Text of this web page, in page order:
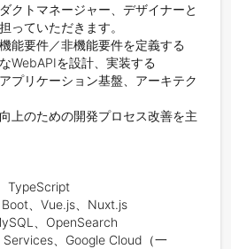
クトマネージャー、デザイナーと
っていただきます。
能要件／非機能要件を定義する
WebAPIを設計、実装する
プリケーション基盤、アーキテク
上のための開発プロセス改善を主
TypeScript
、Vue.js、Nuxt.js
、OpenSearch
、Google Cloud（一